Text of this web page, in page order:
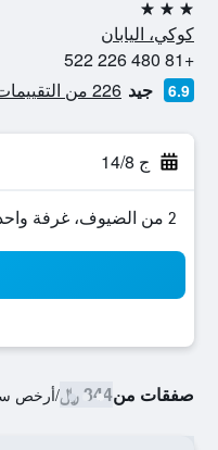
3 نجوم
كوكي، اليابان
+81 480 226 522
6.9 جيد 226 من التقييمات تم التحقق منها
ج 14/8
2 من الضيوف، غرفة واحدة
صفقات من344 ﷼ /أرخص